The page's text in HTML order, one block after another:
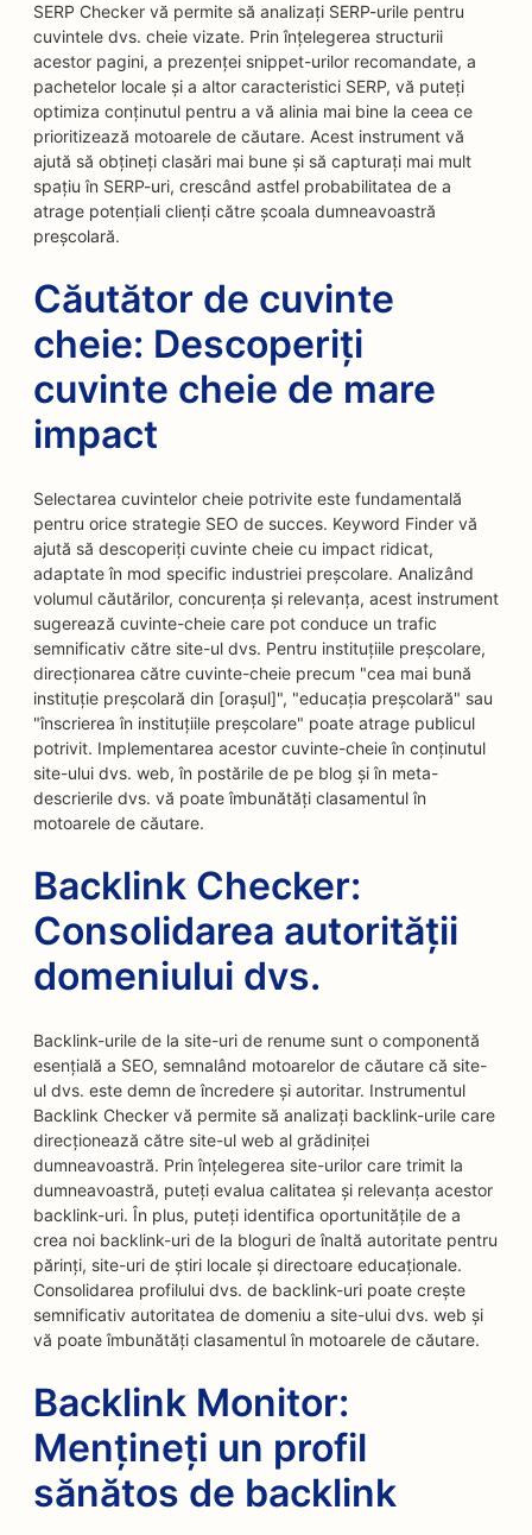
SERP Checker vă permite să analizați SERP-urile pentru
cuvintele dvs. cheie vizate. Prin înțelegerea structurii
acestor pagini, a prezenței snippet-urilor recomandate, a
pachetelor locale și a altor caracteristici SERP, vă puteți
optimiza conținutul pentru a vă alinia mai bine la ceea ce
prioritizează motoarele de căutare. Acest instrument vă
ajută să obțineți clasări mai bune și să capturați mai mult
spațiu în SERP-uri, crescând astfel probabilitatea de a
atrage potențiali clienți către școala dumneavoastră
preșcolară.
Căutător de cuvinte
cheie: Descoperiți
cuvinte cheie de mare
impact
Selectarea cuvintelor cheie potrivite este fundamentală
pentru orice strategie SEO de succes. Keyword Finder vă
ajută să descoperiți cuvinte cheie cu impact ridicat,
adaptate în mod specific industriei preșcolare. Analizând
volumul căutărilor, concurența și relevanța, acest instrument
sugerează cuvinte-cheie care pot conduce un trafic
semnificativ către site-ul dvs. Pentru instituțiile preșcolare,
direcționarea către cuvinte-cheie precum "cea mai bună
instituție preșcolară din [orașul]", "educația preșcolară" sau
"înscrierea în instituțiile preșcolare" poate atrage publicul
potrivit. Implementarea acestor cuvinte-cheie în conținutul
site-ului dvs. web, în postările de pe blog și în meta-
descrierile dvs. vă poate îmbunătăți clasamentul în
motoarele de căutare.
Backlink Checker:
Consolidarea autorității
domeniului dvs.
Backlink-urile de la site-uri de renume sunt o componentă
esențială a SEO, semnalând motoarelor de căutare că site-
ul dvs. este demn de încredere și autoritar. Instrumentul
Backlink Checker vă permite să analizați backlink-urile care
direcționează către site-ul web al grădiniței
dumneavoastră. Prin înțelegerea site-urilor care trimit la
dumneavoastră, puteți evalua calitatea și relevanța acestor
backlink-uri. În plus, puteți identifica oportunitățile de a
crea noi backlink-uri de la bloguri de înaltă autoritate pentru
părinți, site-uri de știri locale și directoare educaționale.
Consolidarea profilului dvs. de backlink-uri poate crește
semnificativ autoritatea de domeniu a site-ului dvs. web și
vă poate îmbunătăți clasamentul în motoarele de căutare.
Backlink Monitor:
Mențineți un profil
sănătos de backlink